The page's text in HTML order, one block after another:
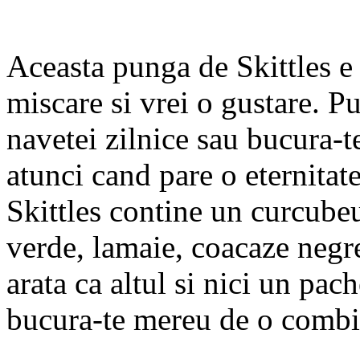
Aceasta punga de Skittles
miscare si vrei o gustare.
navetei zilnice sau bucura-
atunci cand pare o
Skittles contine un
verde, lamaie, coacaze
arata ca altul si nici un
bucura-te mereu de o